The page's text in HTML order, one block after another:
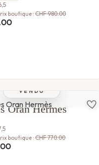
boutique :CHF980.00
VENDU
Oran Hermès
boutique :CHF770.00